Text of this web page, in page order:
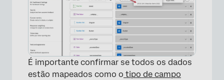
É importante confirmar se todos os dados
estão mapeados como o tipo de campo